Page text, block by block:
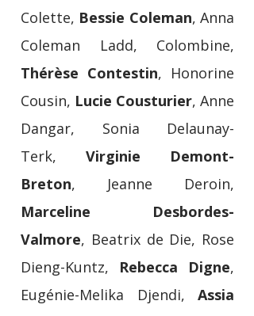
Colette, Bessie Coleman, Anna
Coleman Ladd, Colombine,
Thérèse Contestin, Honorine
Cousin, Lucie Cousturier, Anne
Dangar, Sonia Delaunay-
Terk, Virginie Demont-
Breton, Jeanne Deroin,
Marceline Desbordes-
Valmore, Beatrix de Die, Rose
Dieng-Kuntz, Rebecca Digne,
Eugénie-Melika Djendi, Assia